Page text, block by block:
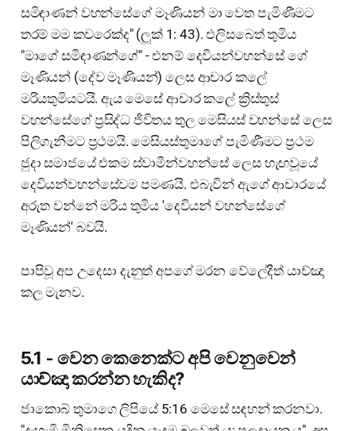
සමිඳාණන් වහන්සේගේ මෑණියන් මා වෙත පැමිණීමට
තරම් මම කවරෙක්ද" (ලූක් 1: 43). එලිසබෙත් තුමිය
"මාගේ සමිඳාණන්ගේ" - එනම් දෙවියන්වහන්සේ ගේ
මෑණියන් (දේව මෑණියන්) ලෙස ආචාර කලේ
මරියතුමියටයි. ඇය මෙසේ ආචාර කලේ ක්‍රිස්තුස්
වහන්සේගේ ප්‍රසිද්ධ ජීවිතය තුල මෙසියස් වහන්සේ ලෙස
පිලිගැනීමට ප්‍රථමයි. මෙසියස්තුමාගේ පැමිණීමට ප්‍රථම
ජුදා සමාජයේ එකම ස්වාමීන්වහන්සේ ලෙස හැඟවූයේ
දෙවියන්වහන්සේවම පමණයි. එබැවින් ඇගේ ආචාරයේ
අරුත වන්නේ මරිය තුමිය 'දෙවියන් වහන්සේගේ
මෑණියන්' බවයි.
පාපිවූ අප උදෙසා දැනුත් අපගේ මරන වේලේදීත් යාච්ඤා
කල මැනව.
5.1 - වෙන කෙනෙක්ට අපි වෙනුවෙන්
යාච්ඤා කරන්න හැකිද?
ජාකොබ් තුමාගෙ ලිපියේ 5:16 මෙසේ සඳහන් කරනවා.